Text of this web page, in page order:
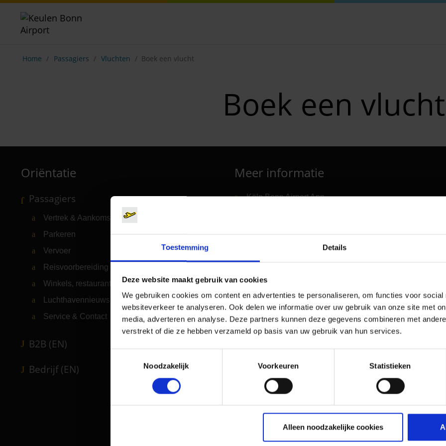
Toestemming Details
Deze website maakt gebruik van cookies
We gebruiken cookies om content en advertenties te personaliseren, om functies voor social
websiteverkeer te analyseren. Ook delen we informatie over uw gebruik van onze site met
media, adverteren en analyse. Deze partners kunnen deze gegevens combineren met
verstrekt of die ze hebben verzameld op basis van uw gebruik van hun services.
Noodzakelijk
Voorkeuren Statistieken
Alleen noodzakelijke cookies
Home Passagiers Vluchten Boek een vlucht
Boek een vlucht
Oriëntatie
Passagiers
Vertrek & Aankomst
Parkeren
Vervoer
Reisvoorbereiding
Winkels, restaurants en diensten
Luchthavennieuws
Service & Contact
B2B (EN)
Bedrijf (EN)
Meer informatie
Köln Bonn Airport App
Adverteren op luchthavens
CGN Websites
Cologne Bonn Cargo(Link naar externe website)
(Link naar externe website)